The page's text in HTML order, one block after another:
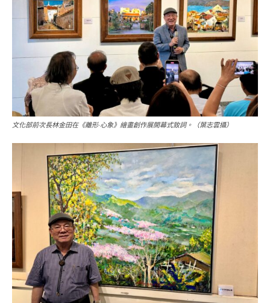
文化部前次長林金田在《離形‧心象》繪畫創作展開幕式致詞。（葉志雲攝）